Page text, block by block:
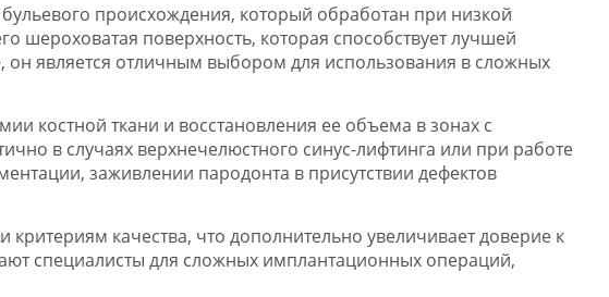
происхождения, который обработан при низкой
шероховатая поверхность, которая способствует лучшей
он является отличным выбором для использования в сложных
костной ткани и восстановления ее объема в зонах с
в случаях верхнечелюстного синус-лифтинга или при работе
заживлении пародонта в присутствии дефектов
качества, что дополнительно увеличивает доверие к
специалисты для сложных имплантационных операций,